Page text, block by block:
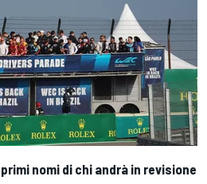
nomi di chi andrà in revisione